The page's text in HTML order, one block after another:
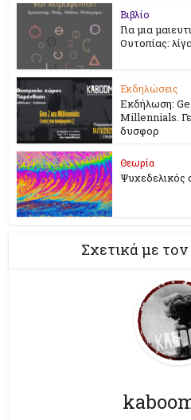
Βιβλίο
Για μια
Ουτοπίας:
Εκδηλώσεις
Εκδήλωση:
Millennials.
δυσφορ
Θεωρία
Ψυχεδελικός
Σχετικά με